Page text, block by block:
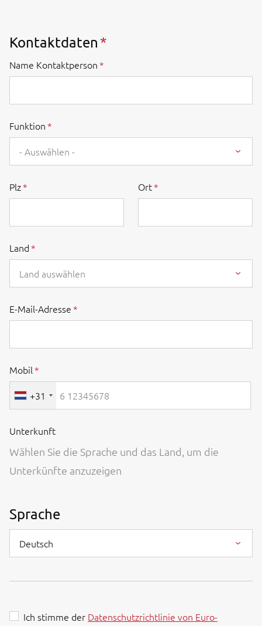
Kontaktdaten
Name Kontaktperson
Funktion
- Auswählen -
Plz Ort
Land
Land auswählen
E-Mail-Adresse
Mobil
+31
Unterkunft
Wählen Sie die Sprache und das Land, um die
Unterkünfte anzuzeigen
Sprache
Deutsch
Ich stimme der Datenschutzrichtlinie von Euro-